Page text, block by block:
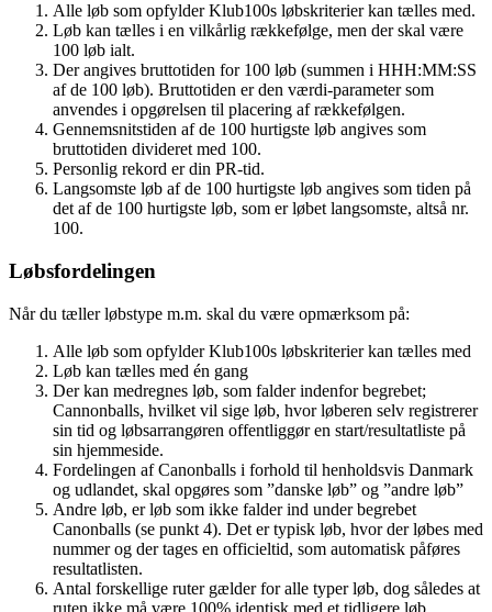
Alle løb som opfylder Klub100s løbskriterier kan tælles med.
Løb kan tælles i en vilkårlig rækkefølge, men der skal være
100 løb ialt.
Der angives bruttotiden for 100 løb (summen i HHH:MM:SS
af de 100 løb). Bruttotiden er den værdi-parameter som
anvendes i opgørelsen til placering af rækkefølgen.
Gennemsnitstiden af de 100 hurtigste løb angives som
bruttotiden divideret med 100.
Personlig rekord er din PR-tid.
Langsomste løb af de 100 hurtigste løb angives som tiden på
det af de 100 hurtigste løb, som er løbet langsomste, altså nr.
100.
Løbsfordelingen
Når du tæller løbstype m.m. skal du være opmærksom på:
Alle løb som opfylder Klub100s løbskriterier kan tælles med
Løb kan tælles med én gang
Der kan medregnes løb, som falder indenfor begrebet;
Cannonballs, hvilket vil sige løb, hvor løberen selv registrerer
sin tid og løbsarrangøren offentliggør en start/resultatliste på
sin hjemmeside.
Fordelingen af Canonballs i forhold til henholdsvis Danmark
og udlandet, skal opgøres som ”danske løb” og ”andre løb”
Andre løb, er løb som ikke falder ind under begrebet
Canonballs (se punkt 4). Det er typisk løb, hvor der løbes med
nummer og der tages en officieltid, som automatisk påføres
resultatlisten.
Antal forskellige ruter gælder for alle typer løb, dog således at
ruten ikke må være 100% identisk med et tidligere løb